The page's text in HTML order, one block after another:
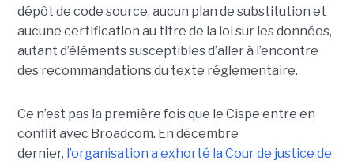
dépôt de code source, aucun plan de substitution et
aucune certification au titre de la loi sur les données,
autant d’éléments susceptibles d’aller à l’encontre
des recommandations du texte réglementaire.
Ce n’est pas la première fois que le Cispe entre en
conflit avec Broadcom. En décembre
dernier, l’organisation a exhorté la Cour de justice de